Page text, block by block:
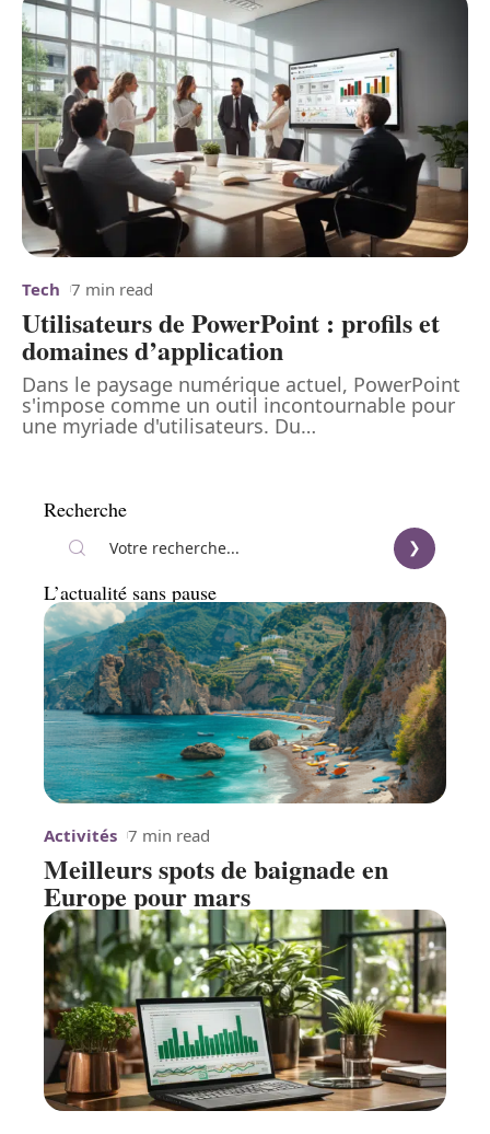
Tech 7 min read
Utilisateurs de PowerPoint : profils et
domaines d’application
Dans le paysage numérique actuel, PowerPoint
s'impose comme un outil incontournable pour
une myriade d'utilisateurs. Du…
Recherche
L’actualité sans pause
Activités 7 min read
Meilleurs spots de baignade en
Europe pour mars